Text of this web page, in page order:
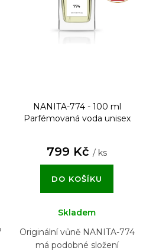
NANITA-774 - 100 ml
Parfémovaná voda unisex
799 Kč / ks
DO KOŠÍKU
Skladem
Originální vůně NANITA-774
má podobné složení